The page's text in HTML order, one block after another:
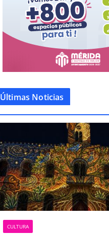
Últimas Noticias
CULTURA